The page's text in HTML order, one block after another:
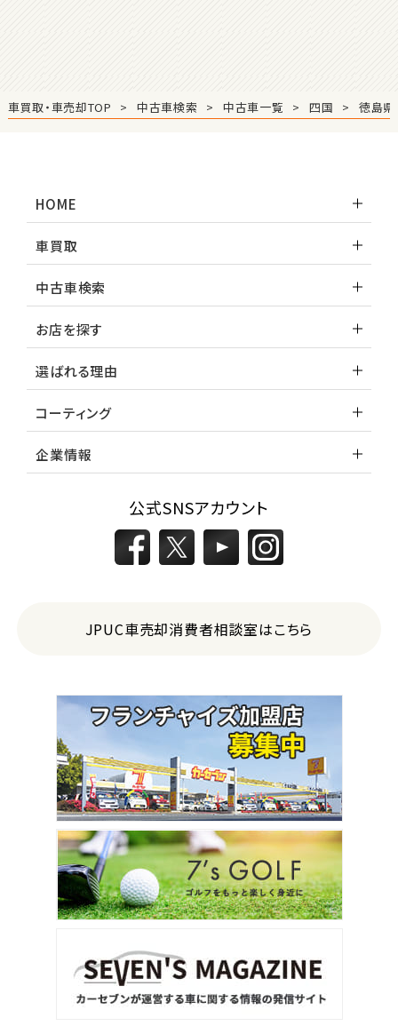
ホンダ
2位
アルファード
3位
トヨタ
ヴォクシー
ＳＵＶ・クロカン
1位
トヨタ
ヤリスクロス
2位
トヨタ
車買取・車売却TOP 中古車検索 中古車一覧 四国 徳島県
HOME
車買取
中古車検索
お店を探す
選ばれる理由
コーティング
企業情報
公式SNSアカウント
JPUC車売却消費者相談室はこちら